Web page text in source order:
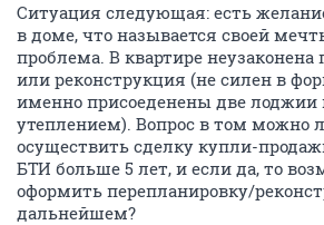
Ситуация следующая: есть
в доме, что называется своей
проблема. В квартире неузаконена
или реконструкция (не силен в
именно присоеденены две лоджии
утеплением). Вопрос в том можно
осуществить сделку купли-
БТИ больше 5 лет, и если да, то
оформить перепланировку/
дальнейшем?